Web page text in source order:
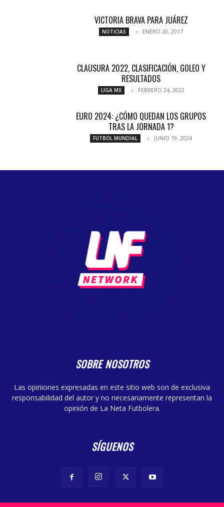
VICTORIA BRAVA PARA JUÁREZ
NOTICIAS ENERO 20, 2017
CLAUSURA 2022, CLASIFICACIÓN, GOLEO Y
RESULTADOS
LIGA MX FEBRERO 24, 2022
EURO 2024: ¿CÓMO QUEDAN LOS GRUPOS
TRAS LA JORNADA 1?
FUTBOL MUNDIAL JUNIO 19, 2024
SOBRE NOSOTROS
Las opiniones expresadas en este sitio web son de exclusiva
responsabilidad del autor y no necesariamente representan la
opinión de La Neta Futbolera.
SÍGUENOS